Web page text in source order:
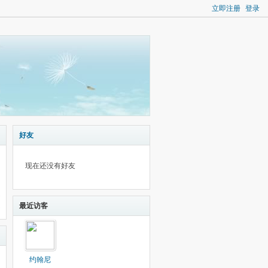
立即注册 登录
好友
现在还没有好友
最近访客
约翰尼